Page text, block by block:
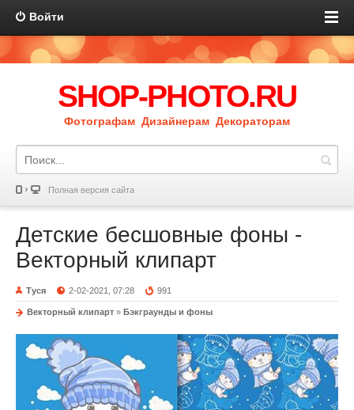
Войти
SHOP-PHOTO.RU
Фотографам Дизайнерам Декораторам
Полная версия сайта
Детские бесшовные фоны -
Векторный клипарт
Туся 2-02-2021, 07:28 991
Векторный клипарт » Бэкграунды и фоны